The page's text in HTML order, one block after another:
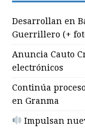
Desarrollan en
Guerrillero (+
Anuncia Cauto
electrónicos
Continúa
en Granma
Impulsan